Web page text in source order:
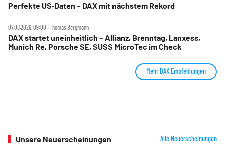
Perfekte US‑Daten – DAX mit nächstem Rekord
07.08.2026, 09:00 ‧ Thomas Bergmann
DAX startet uneinheitlich – Allianz, Brenntag, Lanxess,
Munich Re, Porsche SE, SUSS MicroTec im Check
Mehr DAX Empfehlungen
Unsere Neuerscheinungen Alle Neuerscheinungen